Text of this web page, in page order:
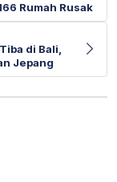
Rumah Rusak
di Bali,
Jepang